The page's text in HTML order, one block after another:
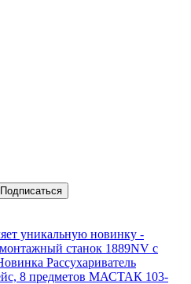
Подписаться
уникальную новинку -
станок 1889NV с
Рассухариватель
8 предметов МАСТАК 103-